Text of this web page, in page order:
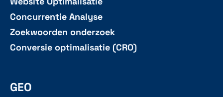
Concurrentie Analyse
Zoekwoorden onderzoek
Conversie optimalisatie (CRO)
GEO